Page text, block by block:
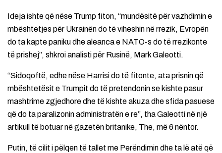
Ideja ishte që nëse Trump fiton, “mundësitë për vazhdimin e
mbështetjes për Ukrainën do të viheshin në rrezik, Evropën
do ta kapte paniku dhe aleanca e NATO-s do të rrezikonte
të prishej”, shkroi analisti për Rusinë, Mark Galeotti.
“Sidoqoftë, edhe nëse Harrisi do të fitonte, ata prisnin që
mbështetësit e Trumpit do të pretendonin se kishte pasur
mashtrime zgjedhore dhe të kishte akuza dhe sfida pasuese
që do ta paralizonin administratën e re”, tha Galeotti në një
artikull të botuar në gazetën britanike, The, më 6 nëntor.
Putin, të cilit i pëlqen të tallet me Perëndimin dhe ta lë atë që